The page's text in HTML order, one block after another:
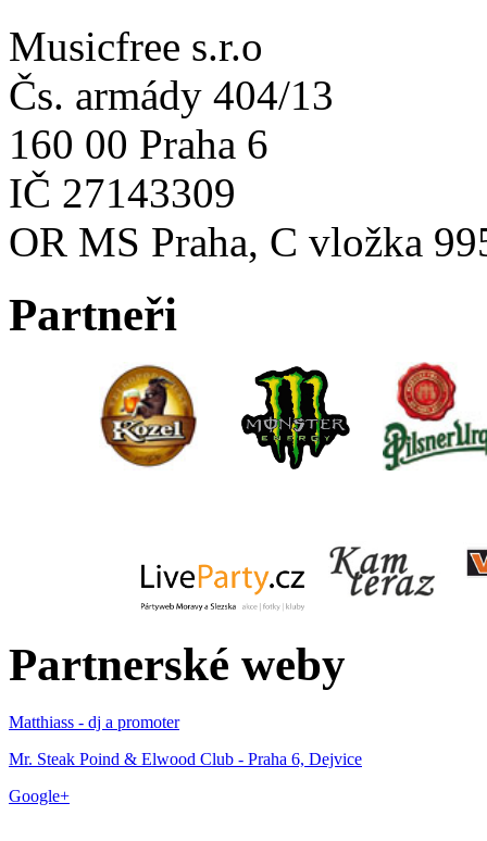
Musicfree s.r.o
Čs. armády 404/13
160 00 Praha 6
IČ 27143309
OR MS Praha, C vložka
Partneři
Partnerské weby
Matthiass - dj a promoter
Mr. Steak Poind & Elwood Club - Praha 6, Dejvice
Google+